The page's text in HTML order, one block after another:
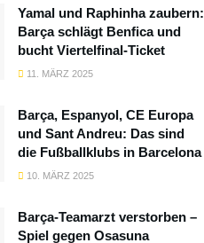
Yamal und Raphinha zaubern:
Barça schlägt Benfica und
bucht Viertelfinal-Ticket
11. MÄRZ 2025
Barça, Espanyol, CE Europa
und Sant Andreu: Das sind
die Fußballklubs in Barcelona
10. MÄRZ 2025
Barça-Teamarzt verstorben –
Spiel gegen Osasuna